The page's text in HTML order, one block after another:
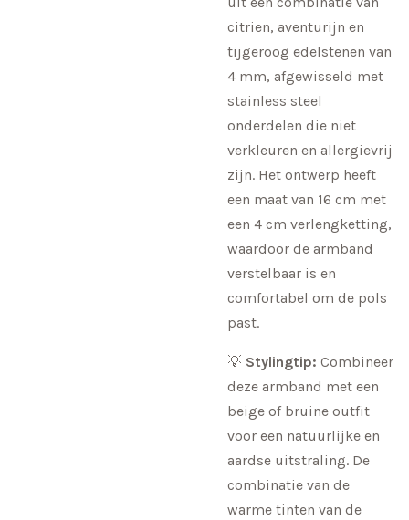
citrien, aventurijn en
tijgeroog edelstenen van
4 mm, afgewisseld met
stainless steel
onderdelen die niet
verkleuren en allergievrij
zijn. Het ontwerp heeft
een maat van 16 cm met
een 4 cm verlengketting,
waardoor de armband
verstelbaar is en
comfortabel om de pols
past.
💡 Stylingtip: Combineer
deze armband met een
beige of bruine outfit
voor een natuurlijke en
aardse uitstraling. De
combinatie van de
warme tinten van de